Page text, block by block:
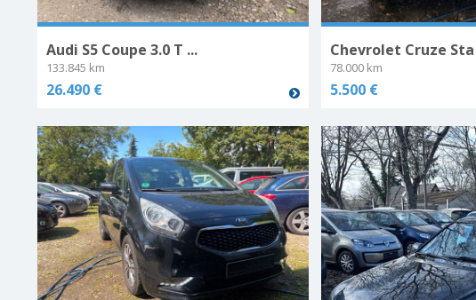
Audi S5 Coupe 3.0 T ...
133.845 km
26.490 €
Chevrolet Cruze Sta
78.000 km
5.500 €